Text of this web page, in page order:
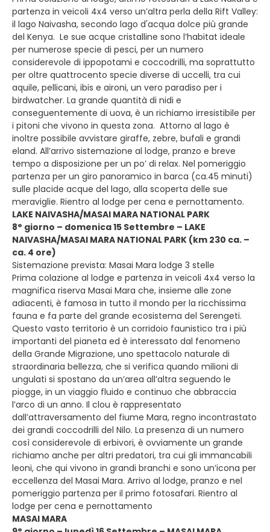
partenza in veicoli 4x4 verso un’altra perla della Rift Valley:
il lago Naivasha, secondo lago d'acqua dolce più grande
del Kenya. Le sue acque cristalline sono l’habitat ideale
per numerose specie di pesci, per un numero
considerevole di ippopotami e coccodrilli, ma soprattutto
per oltre quattrocento specie diverse di uccelli, tra cui
aquile, pellicani, ibis e aironi, un vero paradiso per i
birdwatcher. La grande quantità di nidi e
conseguentemente di uova, è un richiamo irresistibile per
i pitoni che vivono in questa zona. Attorno al lago è
inoltre possibile avvistare giraffe, zebre, bufali e grandi
eland. All’arrivo sistemazione al lodge, pranzo e breve
tempo a disposizione per un po’ di relax. Nel pomeriggio
partenza per un giro panoramico in barca (ca.45 minuti)
sulle placide acque del lago, alla scoperta delle sue
meraviglie. Rientro al lodge per cena e pernottamento.
LAKE NAIVASHA/MASAI MARA NATIONAL PARK
8° giorno – domenica 15 Settembre – LAKE
NAIVASHA/MASAI MARA NATIONAL PARK (km 230 ca. –
ca. 4 ore)
Sistemazione prevista: Masai Mara lodge 3 stelle
Prima colazione al lodge e partenza in veicoli 4x4 verso la
magnifica riserva Masai Mara che, insieme alle zone
adiacenti, è famosa in tutto il mondo per la ricchissima
fauna e fa parte del grande ecosistema del Serengeti.
Questo vasto territorio è un corridoio faunistico tra i più
importanti del pianeta ed è interessato dal fenomeno
della Grande Migrazione, uno spettacolo naturale di
straordinaria bellezza, che si verifica quando milioni di
ungulati si spostano da un’area all’altra seguendo le
piogge, in un viaggio fluido e continuo che abbraccia
l’arco di un anno. Il clou è rappresentato
dall’attraversamento del fiume Mara, regno incontrastato
dei grandi coccodrilli del Nilo. La presenza di un numero
così considerevole di erbivori, è ovviamente un grande
richiamo anche per altri predatori, tra cui gli immancabili
leoni, che qui vivono in grandi branchi e sono un’icona per
eccellenza del Masai Mara. Arrivo al lodge, pranzo e nel
pomeriggio partenza per il primo fotosafari. Rientro al
lodge per cena e pernottamento
MASAI MARA